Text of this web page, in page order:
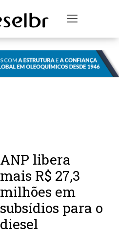
Toggle
ANP libera
mais R$ 27,3
milhões em
subsídios para o
diesel